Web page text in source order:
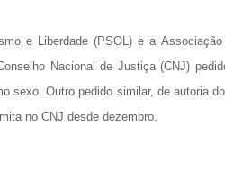
e Liberdade (PSOL) e a
Nacional de Justiça (CNJ)
sexo. Outro pedido similar, de autoria
no CNJ desde dezembro.